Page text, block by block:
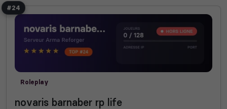
#24
Roleplay
novaris barnaber rp life